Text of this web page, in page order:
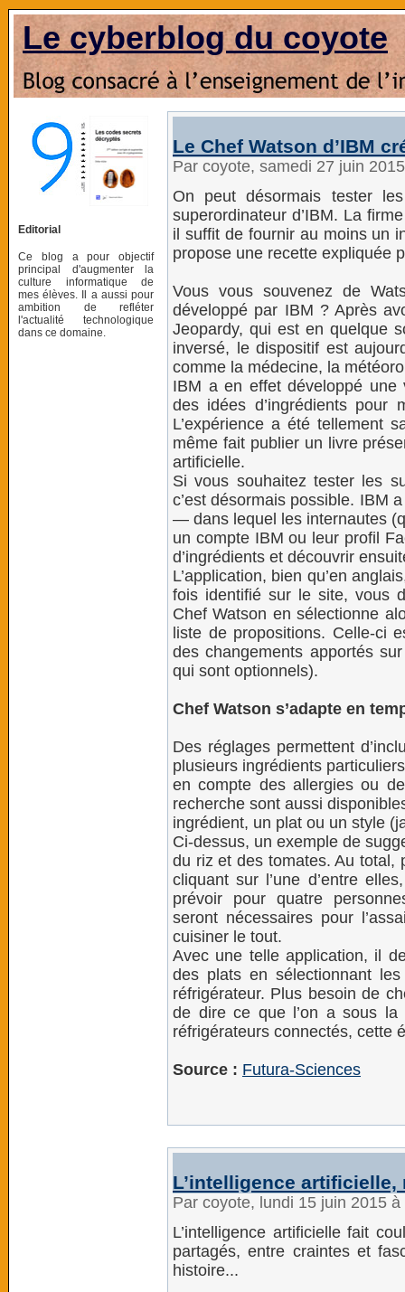
Le cyberblog du coyote
Editorial
Ce blog a pour objectif
principal d'augmenter la
culture informatique de
mes élèves. Il a aussi pour
ambition de refléter
l'actualité technologique
dans ce domaine.
Le Chef Watson d’IBM
Par coyote, samedi 27 juin
On peut désormais tester
superordinateur d’IBM. La
il suffit de fournir au moins un
propose une recette expliquée
Vous vous souvenez de
développé par IBM ? Après
Jeopardy, qui est en quelque
inversé, le dispositif est
comme la médecine, la
IBM a en effet développé une
des idées d’ingrédients pour
L’expérience a été tellement
même fait publier un livre
artificielle.
Si vous souhaitez tester les
c’est désormais possible.
— dans lequel les internautes
un compte IBM ou leur profil
d’ingrédients et découvrir
L’application, bien qu’en
fois identifié sur le site, vous
Chef Watson en sélectionne
liste de propositions. Celle-ci
des changements apportés
qui sont optionnels).
Chef Watson s’adapte en
Des réglages permettent
plusieurs ingrédients
en compte des allergies ou
recherche sont aussi
ingrédient, un plat ou un style
Ci-dessus, un exemple de
du riz et des tomates. Au total,
cliquant sur l’une d’entre
prévoir pour quatre
seront nécessaires pour
cuisiner le tout.
Avec une telle application, il
des plats en sélectionnant
réfrigérateur. Plus besoin de
de dire ce que l’on a sous la
réfrigérateurs connectés, cette
Source : Futura-Sciences
L’intelligence
Par coyote, lundi 15 juin 2015
L’intelligence artificielle fait
partagés, entre craintes et
histoire...